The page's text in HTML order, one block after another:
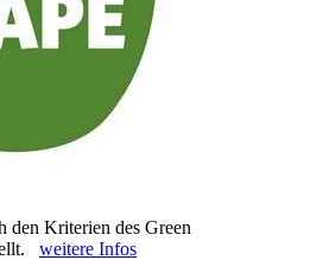
den Kriterien des Green
weitere Infos